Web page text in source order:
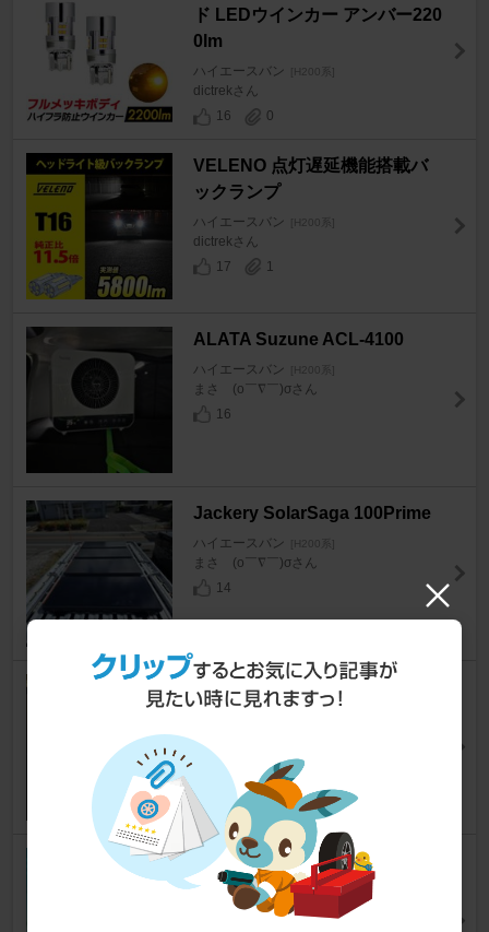
ド LEDウインカー アンバー220
0lm
ハイエースバン
dictrekさん
16
0
VELENO 点灯遅延機能搭載バ
ックランプ
ハイエースバン [H200系]
dictrekさん
17
1
ALATA Suzune ACL-4100
ハイエースバン [H200系]
まさ (o￣∇￣)σさん
16
Jackery SolarSaga 100Prime
ハイエースバン [H200系]
まさ (o￣∇￣)σさん
14
ALPINE XF11Z-HI-NR
17
CORONA ポータブルエアコン
PA-F85A
ハイエースバン [H200系]